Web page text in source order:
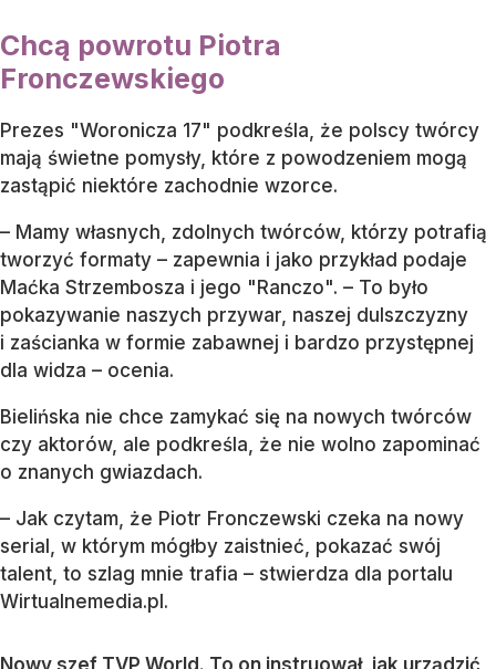
Chcą powrotu Piotra
Fronczewskiego
Prezes "Woronicza 17" podkreśla, że polscy twórcy
mają świetne pomysły, które z powodzeniem mogą
zastąpić niektóre zachodnie wzorce.
– Mamy własnych, zdolnych twórców, którzy potrafią
tworzyć formaty – zapewnia i jako przykład podaje
Maćka Strzembosza i jego "Ranczo". – To było
pokazywanie naszych przywar, naszej dulszczyzny
i zaścianka w formie zabawnej i bardzo przystępnej
dla widza – ocenia.
Bielińska nie chce zamykać się na nowych twórców
czy aktorów, ale podkreśla, że nie wolno zapominać
o znanych gwiazdach.
– Jak czytam, że Piotr Fronczewski czeka na nowy
serial, w którym mógłby zaistnieć, pokazać swój
talent, to szlag mnie trafia – stwierdza dla portalu
Wirtualnemedia.pl.
Nowy szef TVP World. To on instruował, jak urządzić